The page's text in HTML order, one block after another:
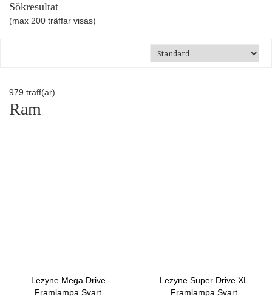
Sökresultat
(max 200 träffar visas)
979 träff(ar)
Ram
Lezyne Mega Drive
Framlampa Svart
Lezyne Super Drive XL
Framlampa Svart